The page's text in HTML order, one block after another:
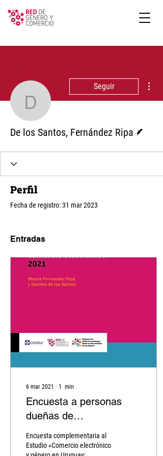
De los Santos,
Seguir
De los Santos, Fernández Ripa
Perfil
Fecha de registro: 31 mar 2023
Entradas
6 mar 2021 ∙ 1 min
Encuesta a personas
dueñas de
emprendimientos que
funcionan a través del
Encuesta complementaria al
Estudio «Comercio electrónico